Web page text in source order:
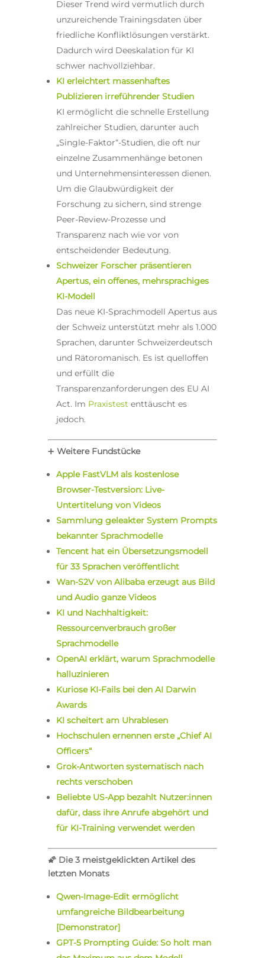
Dieser Trend wird vermutlich durch
unzureichende Trainingsdaten über
friedliche Konfliktlösungen verstärkt.
Dadurch wird Deeskalation für KI
schwer nachvollziehbar.
KI erleichtert massenhaftes
Publizieren irreführender Studien
KI ermöglicht die schnelle Erstellung
zahlreicher Studien, darunter auch
„Single-Faktor“-Studien, die oft nur
einzelne Zusammenhänge betonen
und Unternehmensinteressen dienen.
Um die Glaubwürdigkeit der
Forschung zu sichern, sind strenge
Peer-Review-Prozesse und
Transparenz nach wie vor von
entscheidender Bedeutung.
Schweizer Forscher präsentieren
Apertus, ein offenes, mehrsprachiges
KI-Modell
Das neue KI-Sprachmodell Apertus aus
der Schweiz unterstützt mehr als 1.000
Sprachen, darunter Schweizerdeutsch
und Rätoromanisch. Es ist quelloffen
und erfüllt die
Transparenzanforderungen des EU AI
Act. Im Praxistest enttäuscht es
jedoch.
➕ Weitere Fundstücke
Apple FastVLM als kostenlose
Browser-Testversion: Live-
Untertitelung von Videos
Sammlung geleakter System Prompts
bekannter Sprachmodelle
Tencent hat ein Übersetzungsmodell
für 33 Sprachen veröffentlicht
Wan-S2V von Alibaba erzeugt aus Bild
und Audio ganze Videos
KI und Nachhaltigkeit:
Ressourcenverbrauch großer
Sprachmodelle
OpenAI erklärt, warum Sprachmodelle
halluzinieren
Kuriose KI-Fails bei den AI Darwin
Awards
KI scheitert am Uhrablesen
Hochschulen ernennen erste „Chief AI
Officers“
Grok-Antworten systematisch nach
rechts verschoben
Beliebte US-App bezahlt Nutzer:innen
dafür, dass ihre Anrufe abgehört und
für KI-Training verwendet werden
🌠 Die 3 meistgeklickten Artikel des
letzten Monats
Qwen-Image-Edit ermöglicht
umfangreiche Bildbearbeitung
[Demonstrator]
GPT-5 Prompting Guide: So holt man